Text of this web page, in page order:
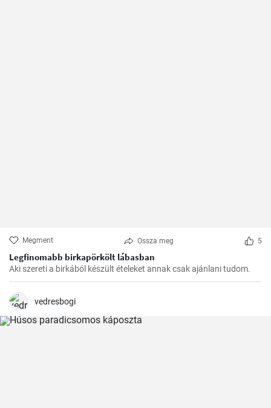
Megment Ossza meg 5
Legfinomabb birkapörkölt lábasban
Aki szereti a birkából készült ételeket annak csak ajánlani tudom.
vedresbogi